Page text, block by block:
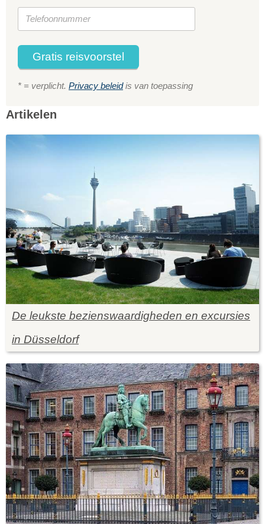
Gratis reisvoorstel
* = verplicht. Privacy beleidis van toepassing
Artikelen
De leukste bezienswaardigheden en excursies
in Düsseldorf